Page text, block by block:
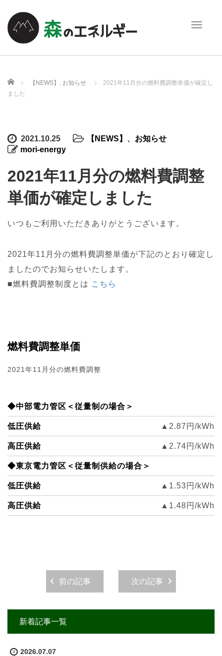
T
e
i
o
ホーム 【NEWS】 , お知らせ
2021年11月分の燃料費調整単価が確定し
ました
2021.10.25 【NEWS】 、 お知らせ
mori-energy
2021年11月分の燃料費調整
単価が確定しました
いつもご利用いただきありがとうございます。
2021年11月分の燃料費調整単価が下記のとおり確定し
ましたのでお知らせいたします。
■燃料費調整制度とは こち ら
燃料費調整単価
2021年11月分の燃料費調整
◆中部電力管区＜従量制の場合＞
低圧供給 ▲2.87円/kWh
高圧供給 ▲2.74 円/kWh
◆東京電力管区＜従量制供給の場合＞
低圧供給 ▲1.53円/kWh
高圧供給 ▲1.48 円/kWh
前の記事 次の記事
新着記事一覧
2026.07.07